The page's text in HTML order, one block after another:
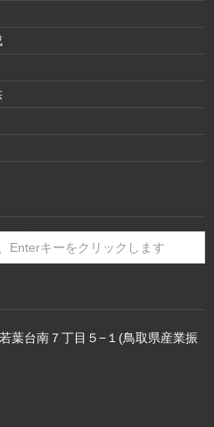
葉台南７丁目５−１(鳥取県産業振